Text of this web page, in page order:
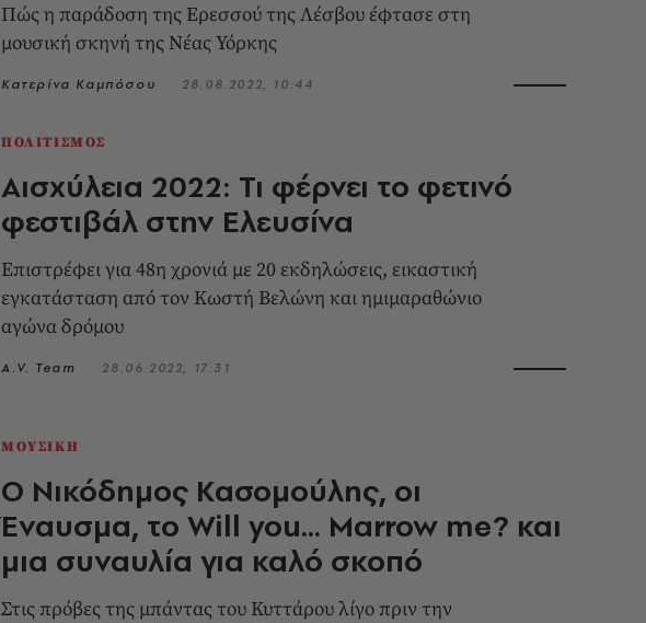
Πώς η παράδοση της Ερεσσού της Λέσβου έφτασε στη
μουσική σκηνή της Νέας Υόρκης
Κατερίνα Καμπόσου 28.08.2022, 10:44
ΠΟΛΙΤΙΣΜΟΣ
Αισχύλεια 2022: Τι φέρνει το φετινό
φεστιβάλ στην Ελευσίνα
Επιστρέφει για 48η χρονιά με 20 εκδηλώσεις, εικαστική
εγκατάσταση από τον Κωστή Βελώνη και ημιμαραθώνιο
αγώνα δρόμου
A.V. Team 28.06.2022, 17:31
ΜΟΥΣΙΚΗ
Ο Νικόδημος Κασομούλης, οι
Έναυσμα, το Will you... Marrow me? και
μια συναυλία για καλό σκοπό
Στις πρόβες της μπάντας του Κυττάρου λίγο πριν την